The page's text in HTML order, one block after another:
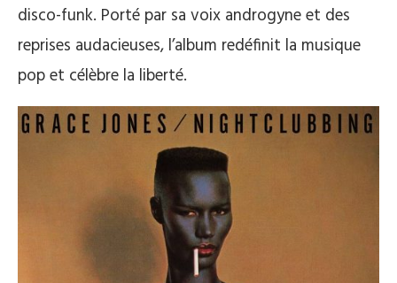
disco-funk. Porté par sa voix androgyne et des
reprises audacieuses, l’album redéfinit la musique
pop et célèbre la liberté.